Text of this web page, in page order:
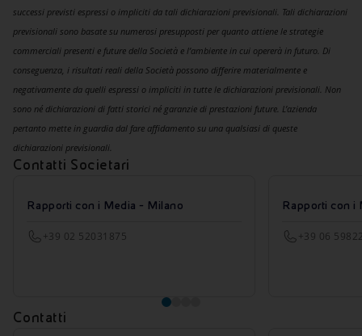
successi previsti espressi o impliciti da tali dichiarazioni previsionali. Tali dichiarazioni
previsionali sono basate su numerosi presupposti per quanto attiene le strategie
commerciali presenti e future della Società e l’ambiente in cui opererà in futuro. Di
conseguenza, i risultati reali della Società possono differire materialmente e
negativamente da quelli espressi o impliciti in tutte le dichiarazioni previsionali. Non
sono né dichiarazioni di fatti storici né garanzie di prestazioni future. L’azienda
pertanto mette in guardia dal fare affidamento su una qualsiasi di queste
dichiarazioni previsionali.
Contatti Societari
Rapporti con i Media - Milano
+39 02 52031875
Rapporti con i
+39 06
Contatti